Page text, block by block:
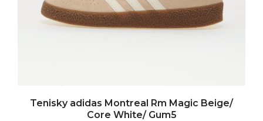
Tenisky adidas Montreal Rm Magic Beige/
Core White/ Gum5